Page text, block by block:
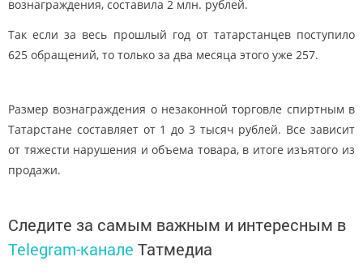
вознаграждения, составила 2 млн. рублей.
Так если за весь прошлый год от татарстанцев поступило
625 обращений, то только за два месяца этого уже 257.
Размер вознаграждения о незаконной торговле спиртным в
Татарстане составляет от 1 до 3 тысяч рублей. Все зависит
от тяжести нарушения и объема товара, в итоге изъятого из
продажи.
Следите за самым важным и интересным в
Telegram-канале Татмедиа